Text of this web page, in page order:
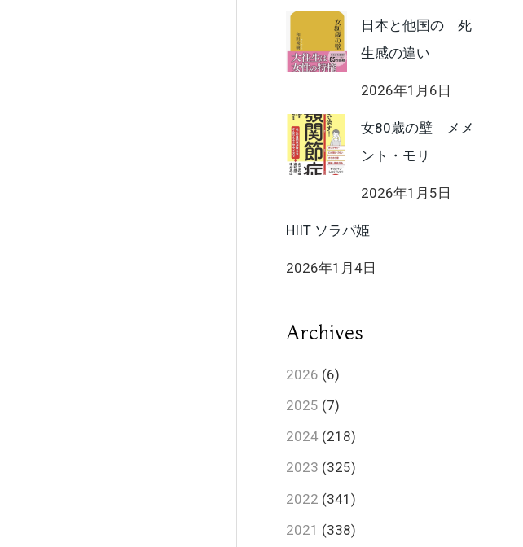
日本と他国の 死
生感の違い
2026年1月6日
女80歳の壁 メメ
ント・モリ
2026年1月5日
HIIT ソラパ姫
2026年1月4日
Archives
2026 (6)
2025 (7)
2024 (218)
2023 (325)
2022 (341)
2021 (338)